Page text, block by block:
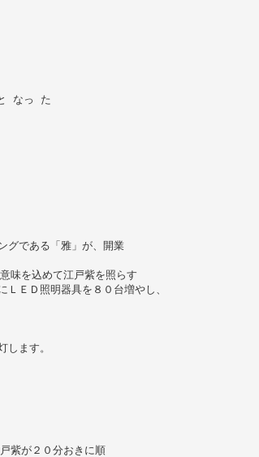
なっ た
グである「雅」が、開業
味を込めて江戸紫を照らす
ＥＤ照明器具を８０台増やし、
ます。
紫が２０分おきに順